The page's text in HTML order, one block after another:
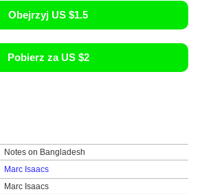
Obejrzyj US $1.5
Pobierz za US $2
Notes on Bangladesh
Marc Isaacs
Marc Isaacs